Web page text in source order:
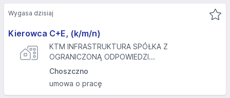
Kierowca C+E, (k/m/n)
KTM INFRASTRUKTURA SPÓŁKA Z
OGRANICZONĄ ODPOWIEDZI...
Choszczno
umowa o pracę
Wygasa dzisiaj